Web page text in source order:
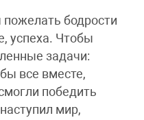
бодрости
успеха. Чтобы
задачи:
все вместе,
победить
мир,